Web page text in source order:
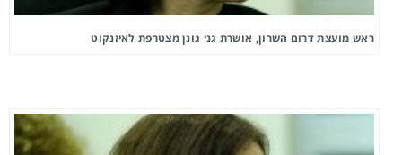
ראש מועצת דרום השרון, אושרת גני גונן מצטרפת לאיזנקוט